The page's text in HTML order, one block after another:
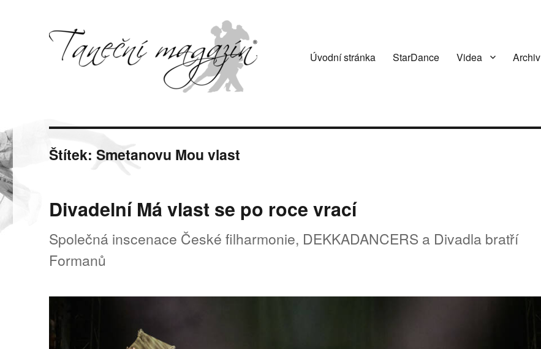
Úvodní stránka StarDance Videa Archiv
Štítek:Smetanovu Mou vlast
Divadelní Má vlast se po roce vrací
Společná inscenace České filharmonie, DEKKADANCERS a Divadla bratří
Formanů